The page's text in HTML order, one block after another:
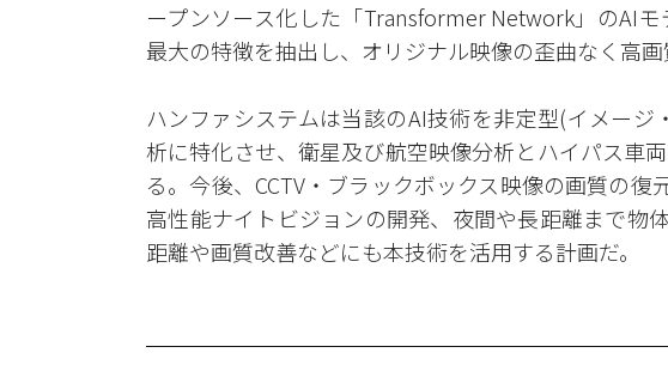
ープンソース化した「Transformer Network」のAI
最大の特徴を抽出し、オリジナル映像の歪曲なく高画
ハンファシステムは当該のAI技術を非定型(イメー
析に特化させ、衛星及び航空映像分析とハイパス車
る。今後、CCTV・ブラックボックス映像の画質の
高性能ナイトビジョンの開発、夜間や長距離まで物
距離や画質改善などにも本技術を活用する計画だ。